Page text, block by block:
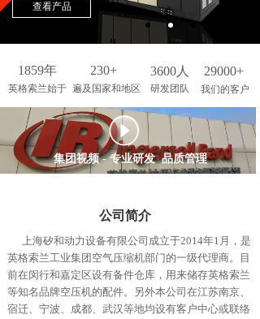
查看产品
研发团队
3600人
230+
遍及国家和地区
1859年
英格索兰始于 我们的客户
29000+
按钮文本
集团视频 - 专业研发 品质管理
公司简介
上海矽和动力设备有限公司成立于2014年1月，是
英格索兰工业集团空气压缩机部门的一级代理商。目
前在闵行和嘉定区设有备件仓库，用来储存英格索兰
等知名品牌空压机的配件。另外本公司在江苏南京、
宿迁、宁波、成都、武汉等地均设有客户中心或联络